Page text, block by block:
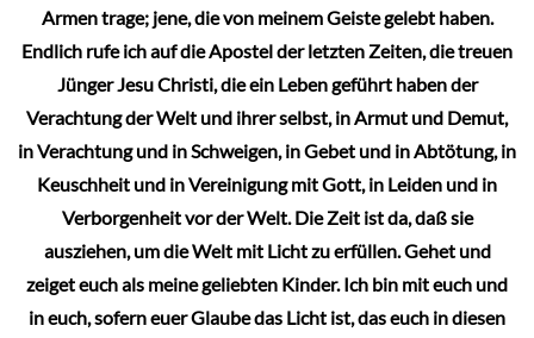
Armen trage; jene, die von meinem Geiste gelebt haben.
Endlich rufe ich auf die Apostel der letzten Zeiten, die treuen
Jünger Jesu Christi, die ein Leben geführt haben der
Verachtung der Welt und ihrer selbst, in Armut und Demut,
in Verachtung und in Schweigen, in Gebet und in Abtötung, in
Keuschheit und in Vereinigung mit Gott, in Leiden und in
Verborgenheit vor der Welt. Die Zeit ist da, daß sie
ausziehen, um die Welt mit Licht zu erfüllen. Gehet und
zeiget euch als meine geliebten Kinder. Ich bin mit euch und
in euch, sofern euer Glaube das Licht ist, das euch in diesen